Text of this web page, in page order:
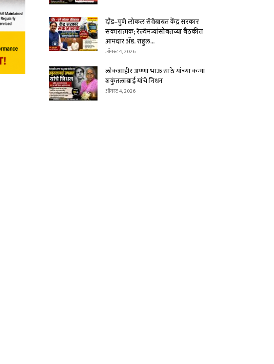
दौंड–पुणे लोकल सेवेबाबत केंद्र सरकार
सकारात्मक; रेल्वेमंत्र्यांसोबतच्या बैठकीत
आमदार ॲड. राहुल...
ऑगस्ट 4, 2026
लोकशाहीर अण्णा भाऊ साठे यांच्या कन्या
शकुंतलाबाई यांचे निधन
ऑगस्ट 4, 2026